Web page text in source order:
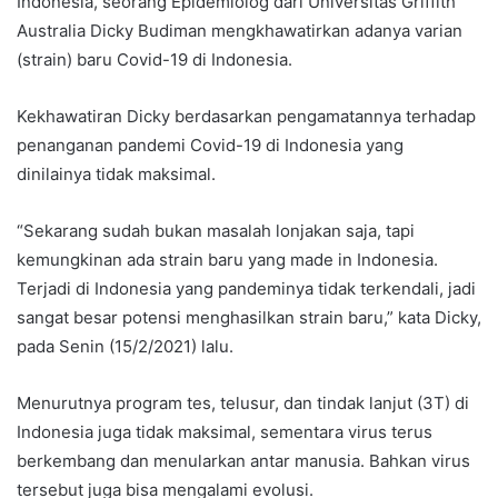
Australia Dicky Budiman mengkhawatirkan adanya varian
(strain) baru Covid-19 di Indonesia.
Kekhawatiran Dicky berdasarkan pengamatannya terhadap
penanganan pandemi Covid-19 di Indonesia yang
dinilainya tidak maksimal.
“Sekarang sudah bukan masalah lonjakan saja, tapi
kemungkinan ada strain baru yang made in Indonesia.
Terjadi di Indonesia yang pandeminya tidak terkendali, jadi
sangat besar potensi menghasilkan strain baru,” kata Dicky,
pada Senin (15/2/2021) lalu.
Menurutnya program tes, telusur, dan tindak lanjut (3T) di
Indonesia juga tidak maksimal, sementara virus terus
berkembang dan menularkan antar manusia. Bahkan virus
tersebut juga bisa mengalami evolusi.